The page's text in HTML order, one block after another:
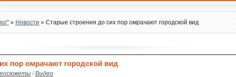
» Новости » Старые строения до сих пор омрачают городской вид
пор омрачают городской вид
/Видео